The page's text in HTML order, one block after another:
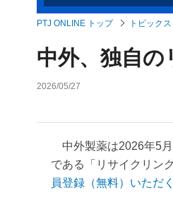
PTJ ONLINE トップ トピックス
中外、独自
2026/05/27
中外製薬は2026年5月
である「リサイクリン
員登録（無料）いただ